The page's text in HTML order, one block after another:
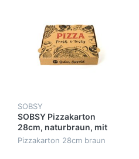
SOBSY
SOBSY Pizzakarton
28cm, naturbraun, mit
Design, VE 100 Stück
Pizzakarton 28cm braun